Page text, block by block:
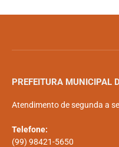
PREFEITURA MUNICIPAL
Atendimento de segunda a
Telefone:
(99) 98421-5650